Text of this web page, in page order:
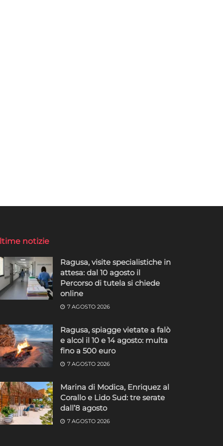
notizie
Ragusa, visite specialistiche in
attesa: dal 10 agosto il
Percorso di tutela si chiede
online
7 AGOSTO 2026
Ragusa, spiagge vietate a falò
e alcol il 10 e 14 agosto: multa
fino a 500 euro
7 AGOSTO 2026
Marina di Modica, Enriquez al
Corallo e Lido Sud: tre serate
dall’8 agosto
7 AGOSTO 2026